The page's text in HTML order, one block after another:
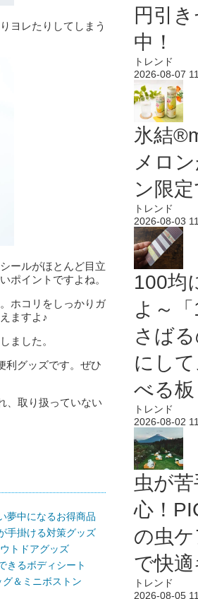
ヨレたりしてしまう
ールがほとんど目立
ポイントですよね。
ホコリをしっかりガ
ますよ♪
ました。
利グッズです。ぜひ
、取り扱っていない
夢中になるお得商品
手掛ける対策グッズ
トドアグッズ
きるボディシート
＆ミニボストン
円引
中！
トレンド
2026-08-07
氷結
メロ
ン限定
トレンド
2026-08-03
100均
よ～
さば
にし
べる板
トレンド
2026-08-02
虫が
心！
の虫
で快
トレンド
2026-08-05